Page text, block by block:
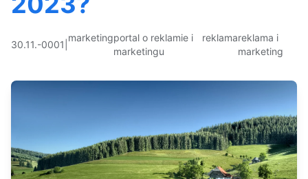
30.11.-0001
marketingportal o reklamie i
marketingu
reklamareklama i
marketing